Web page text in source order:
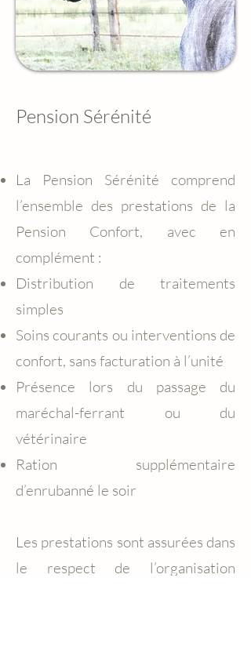
Pension Sérénité
La Pension Sérénité comprend
l’ensemble des prestations de la
Pension Confort, avec en
complément :
Distribution de traitements
simples
Soins courants ou interventions de
confort, sans facturation à l’unité
Présence lors du passage du
maréchal-ferrant ou du
vétérinaire
Ration supplémentaire
d’enrubanné le soir
Les prestations sont assurées dans
le respect de l’organisation